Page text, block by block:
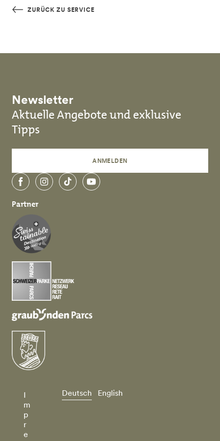
Skip to main content
ZURÜCK ZU SERVICE
Newsletter
Aktuelle Angebote und exklusive
Tipps
ANMELDEN
FacebookInstagramTikTokYouTube
Partner
I
m
p
r
e
Deutsch English